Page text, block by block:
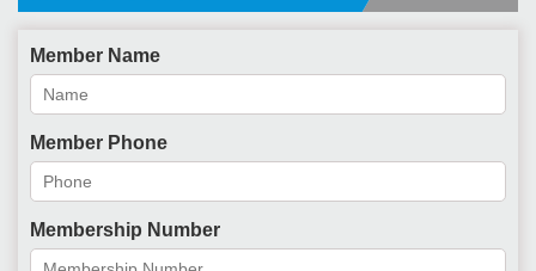
Member Name
Member Phone
Membership Number